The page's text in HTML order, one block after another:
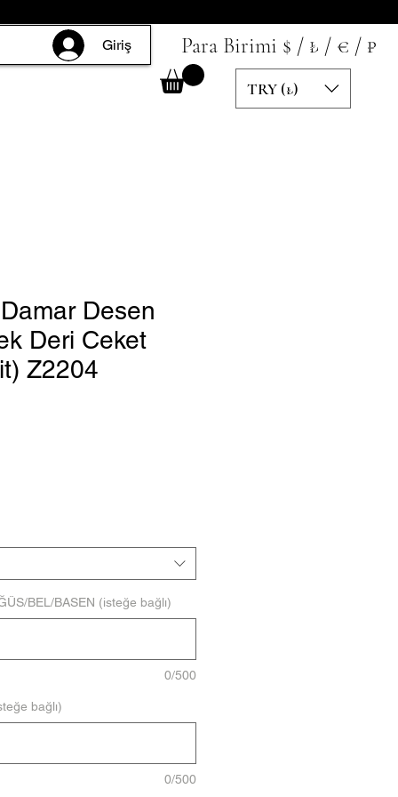
Giriş Para Birimi $ / ₺ / € / ₽
TRY (₺)
Desen
Deri Ceket
Z2204
BEL/BASEN (isteğe bağlı)
0/500
bağlı)
0/500